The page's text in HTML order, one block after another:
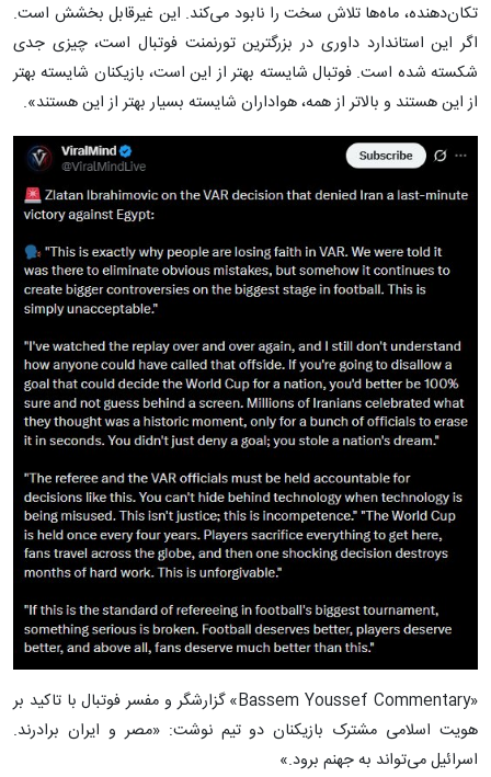
تکان‌دهنده، ماه‌ها تلاش سخت را نابود می‌کند. این غیرقابل بخشش است.
اگر این استاندارد داوری در بزرگترین تورنمنت فوتبال است، چیزی جدی
شکسته شده است. فوتبال شایسته بهتر از این است، بازیکنان شایسته بهتر
از این هستند و بالاتر از همه، هواداران شایسته بسیار بهتر از این هستند».
«Bassem Youssef Commentary» گزارشگر و مفسر فوتبال با تاکید بر
هویت اسلامی مشترک بازیکنان دو تیم نوشت: «مصر و ایران برادرند.
اسرائیل می‌تواند به جهنم برود.»